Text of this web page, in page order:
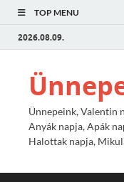
TOP MENU
2026.08.09.
Ünnepeink, Valentin
Anyák napja, Apák
Halottak napja,